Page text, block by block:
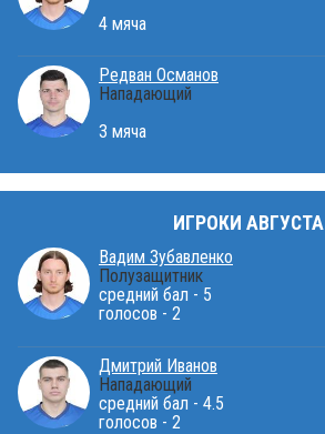
4 мяча
Редван Османов
Нападающий
3 мяча
ИГРОКИ АВГУСТА
Вадим Зубавленко
Полузащитник
средний бал - 5
голосов - 2
Дмитрий Иванов
Нападающий
средний бал - 4.5
голосов - 2